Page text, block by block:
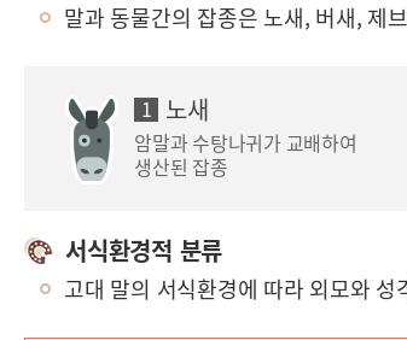
말과 동물간의 잡종은 노새, 버새, 제
1 노새
암말과 수탕나귀가 교배하여
생산된 잡종
서식환경적 분류
고대 말의 서식환경에 따라 외모와